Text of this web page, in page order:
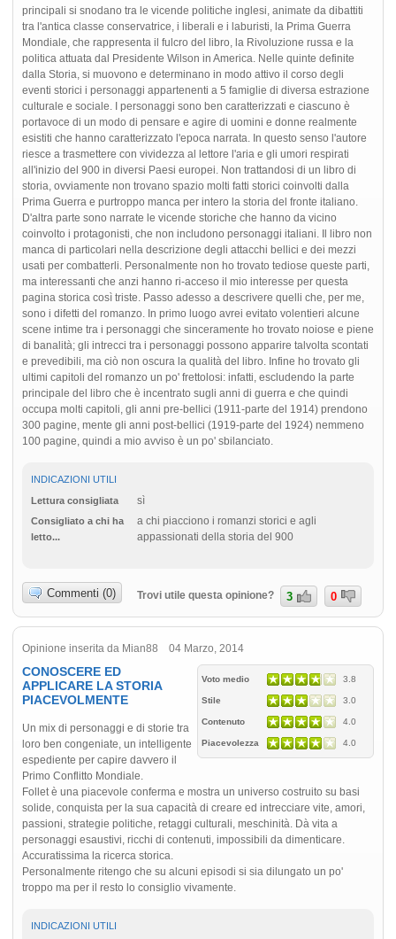
principali si snodano tra le vicende politiche inglesi, animate da dibattiti
tra l'antica classe conservatrice, i liberali e i laburisti, la Prima Guerra
Mondiale, che rappresenta il fulcro del libro, la Rivoluzione russa e la
politica attuata dal Presidente Wilson in America. Nelle quinte definite
dalla Storia, si muovono e determinano in modo attivo il corso degli
eventi storici i personaggi appartenenti a 5 famiglie di diversa estrazione
culturale e sociale. I personaggi sono ben caratterizzati e ciascuno è
portavoce di un modo di pensare e agire di uomini e donne realmente
esistiti che hanno caratterizzato l'epoca narrata. In questo senso l'autore
riesce a trasmettere con vividezza al lettore l'aria e gli umori respirati
all'inizio del 900 in diversi Paesi europei. Non trattandosi di un libro di
storia, ovviamente non trovano spazio molti fatti storici coinvolti dalla
Prima Guerra e purtroppo manca per intero la storia del fronte italiano.
D'altra parte sono narrate le vicende storiche che hanno da vicino
coinvolto i protagonisti, che non includono personaggi italiani. Il libro non
manca di particolari nella descrizione degli attacchi bellici e dei mezzi
usati per combatterli. Personalmente non ho trovato tediose queste parti,
ma interessanti che anzi hanno ri-acceso il mio interesse per questa
pagina storica così triste. Passo adesso a descrivere quelli che, per me,
sono i difetti del romanzo. In primo luogo avrei evitato volentieri alcune
scene intime tra i personaggi che sinceramente ho trovato noiose e piene
di banalità; gli intrecci tra i personaggi possono apparire talvolta scontati
e prevedibili, ma ciò non oscura la qualità del libro. Infine ho trovato gli
ultimi capitoli del romanzo un po' frettolosi: infatti, escludendo la parte
principale del libro che è incentrato sugli anni di guerra e che quindi
occupa molti capitoli, gli anni pre-bellici (1911-parte del 1914) prendono
300 pagine, mente gli anni post-bellici (1919-parte del 1924) nemmeno
100 pagine, quindi a mio avviso è un po' sbilanciato.
INDICAZIONI UTILI
Lettura consigliata
sì
Consigliato a chi ha
letto...
a chi piacciono i romanzi storici e agli
appassionati della storia del 900
Commenti (0) Trovi utile questa opinione? 3 0
Opinione inserita da Mian88 04 Marzo, 2014
Voto medio 3.8
Stile 3.0
Contenuto 4.0
Piacevolezza 4.0
CONOSCERE ED
APPLICARE LA STORIA
PIACEVOLMENTE
Un mix di personaggi e di storie tra
loro ben congeniate, un intelligente
espediente per capire davvero il
Primo Conflitto Mondiale.
Follet è una piacevole conferma e mostra un universo costruito su basi
solide, conquista per la sua capacità di creare ed intrecciare vite, amori,
passioni, strategie politiche, retaggi culturali, meschinità. Dà vita a
personaggi esaustivi, ricchi di contenuti, impossibili da dimenticare.
Accuratissima la ricerca storica.
Personalmente ritengo che su alcuni episodi si sia dilungato un po'
troppo ma per il resto lo consiglio vivamente.
INDICAZIONI UTILI